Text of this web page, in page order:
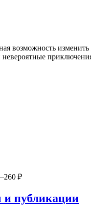
возможность
₽
и публикации